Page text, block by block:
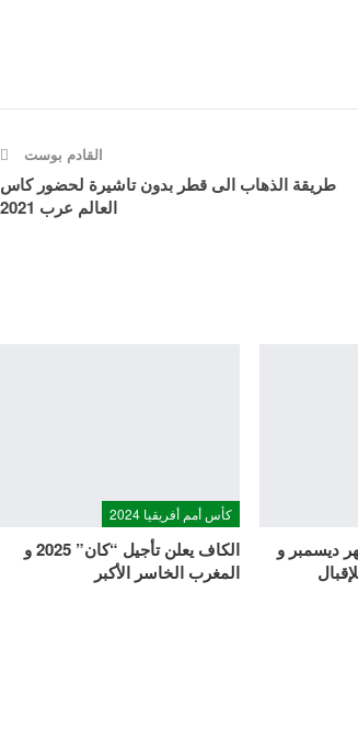
القادم بوست
طريقة الذهاب الى قطر بدون تاشيرة لحضور كاس
العالم عرب 2021
شهر ديسمبر و
كأس أمم أفريقيا 2024
الكاف يعلن تأجيل “كان” 2025 و
المغرب الخاسر الأكبر